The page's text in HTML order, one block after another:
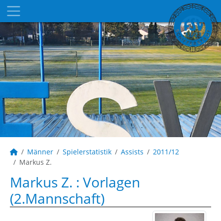
Männer Spielerstatistik Assists
2011/12
Markus Z.
Markus Z. : Vorlagen
(2.Mannschaft)